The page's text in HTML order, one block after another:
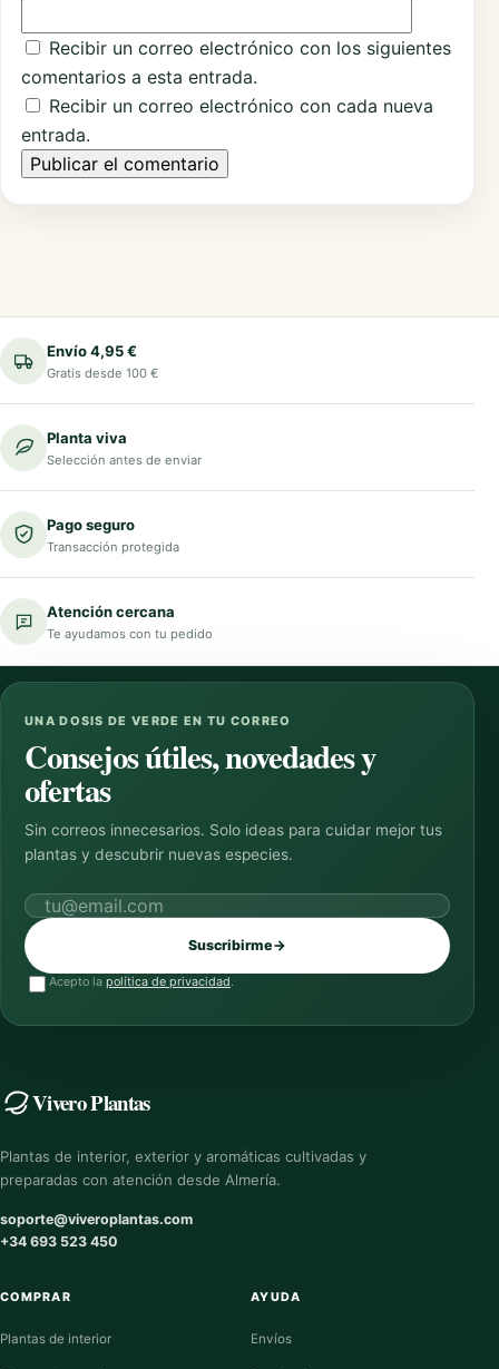
Recibir un correo electrónico con los siguientes
comentarios a esta entrada.
Recibir un correo electrónico con cada nueva
entrada.
Envío 4,95 €
Gratis desde 100 €
Planta viva
Selección antes de enviar
Pago seguro
Transacción protegida
Atención cercana
Te ayudamos con tu pedido
UNA DOSIS DE VERDE EN TU CORREO
Consejos útiles, novedades y
ofertas
Sin correos innecesarios. Solo ideas para cuidar mejor tus
plantas y descubrir nuevas especies.
Correo electrónico
Suscribirme→
Acepto la política de privacidad.
Vivero Plantas
Plantas de interior, exterior y aromáticas cultivadas y
preparadas con atención desde Almería.
soporte@viveroplantas.com
+34 693 523 450
COMPRAR
Plantas de interior
AYUDA
Envíos